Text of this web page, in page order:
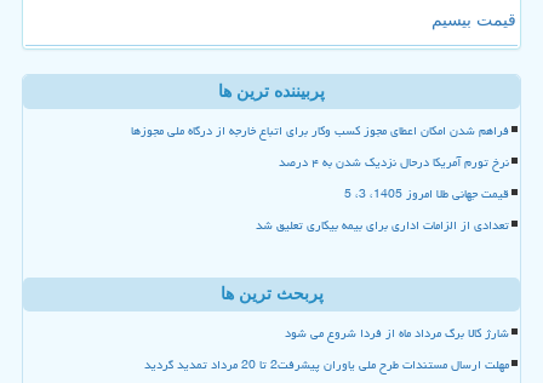
قیمت بیسیم
پربیننده ترین ها
فراهم شدن امکان اعطای مجوز کسب وکار برای اتباع خارجه از درگاه ملی مجوزها
نرخ تورم آمریکا درحال نزدیک شدن به ۴ درصد
قیمت جهانی طلا امروز 1405، 3، 5
تعدادی از الزامات اداری برای بیمه بیکاری تعلیق شد
پربحث ترین ها
شارژ کالا برگ مرداد ماه از فردا شروع می شود
مهلت ارسال مستندات طرح ملی یاوران پیشرفت2 تا 20 مرداد تمدید گردید